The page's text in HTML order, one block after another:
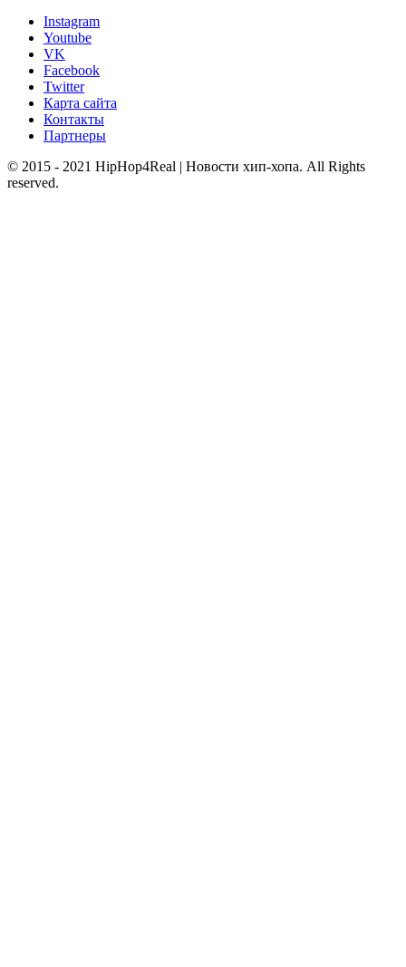
Instagram
Youtube
VK
Facebook
Twitter
Карта сайта
Контакты
Партнеры
© 2015 - 2021 HipHop4Real | Новости хип-хопа. All Rights
reserved.